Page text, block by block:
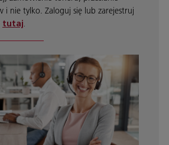
i nie tylko. Zaloguj się lub zarejestruj
tutaj.